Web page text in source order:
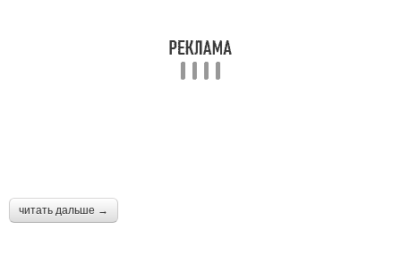
читать дальше →